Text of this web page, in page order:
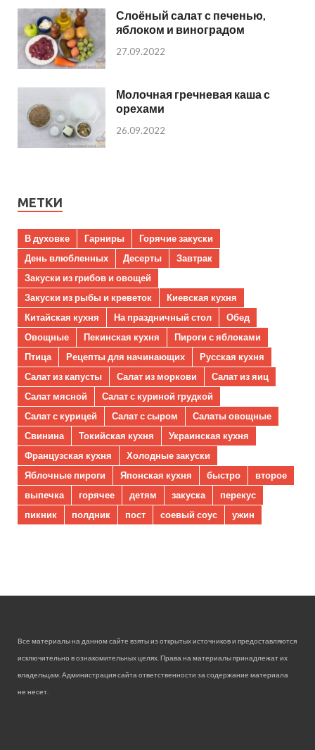
Слоёный салат с печенью,
яблоком и виноградом
27.09.2022
Молочная гречневая каша с
орехами
26.09.2022
МЕТКИ
В духовке Гарниры
Горячие закуски
День влюбленных
Десерты
Завтрак
Закуски из грибов и овощей
Закуски из рыбы и креветок
Киевская кухня
Китайская кухня
На праздничный стол
Обед
Овощные
Пекинская кухня
Пироги с яблоками
Птица
Рецепты для начинающих
Русская кухня
Салат из капусты
Салат из моркови
Салат из яиц
Салат мясной
Салат с куриной грудкой
Салат с курицей
Салат с сыром
Салаты овощные
Свинина
Токийская кухня
Украинская кухня
Французская кухня
Холодные закуски
Яблочные пироги
Японская кухня быстро
второе
выпечка
горячее детям закуска
перекус
пикник
полдник пост соевый соус ужин
Все материалы на данном сайте взяты из открытых источников и предоставляются
исключительно в ознакомительных целях. Права на материалы принадлежат их
владельцам. Администрация сайта ответственности за содержание материала
не несет.